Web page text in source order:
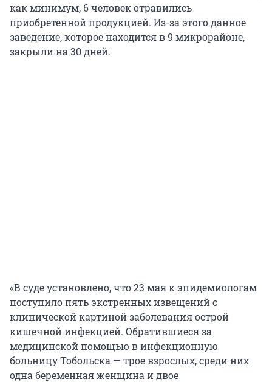
как минимум, 6 человек отравились
приобретенной продукцией. Из-за этого данное
заведение, которое находится в 9 микрорайоне,
закрыли на 30 дней.
«В суде установлено, что 23 мая к эпидемиологам
поступило пять экстренных извещений с
клинической картиной заболевания острой
кишечной инфекцией. Обратившиеся за
медицинской помощью в инфекционную
больницу Тобольска — трое взрослых, среди них
одна беременная женщина и двое